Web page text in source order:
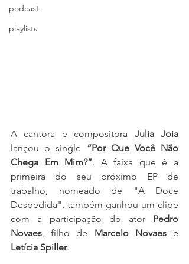
podcast
playlists
A cantora e compositora
lançou o single “Por Que Você Não
Chega Em Mim?”. A faixa que é a
primeira do seu próximo EP de
trabalho, nomeado de "A Doce
Despedida", também ganhou um clipe
com a participação do ator Pedro
Novaes, filho de Marcelo Novaes
Letícia Spiller.